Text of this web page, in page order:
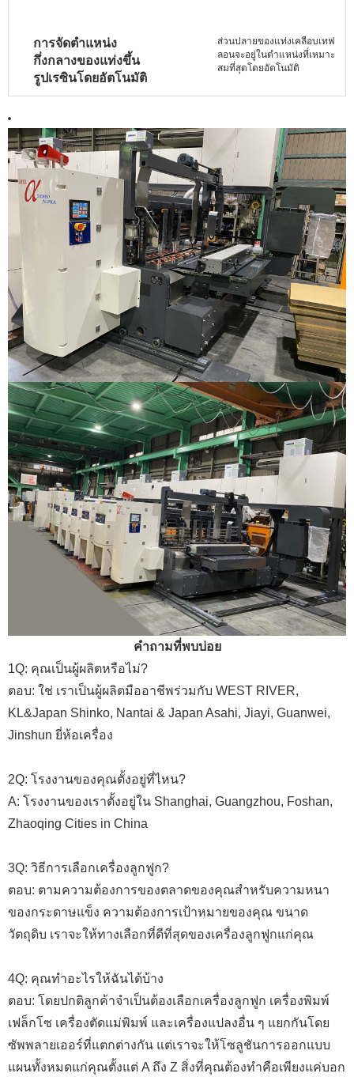
การจัดตำแหน่ง
กึ่งกลางของแท่งขึ้น
รูปเรซินโดยอัตโนมัติ
ส่วนปลายของแท่งเคลือบเทฟ
ลอนจะอยู่ในตำแหน่งที่เหมาะ
สมที่สุดโดยอัตโนมัติ
คำถามที่พบบ่อย
1Q: คุณเป็นผู้ผลิตหรือไม่?
ตอบ: ใช่ เราเป็นผู้ผลิตมืออาชีพร่วมกับ WEST RIVER,
KL&Japan Shinko, Nantai & Japan Asahi, Jiayi, Guanwei,
Jinshun ยี่ห้อเครื่อง
2Q: โรงงานของคุณตั้งอยู่ที่ไหน?
A: โรงงานของเราตั้งอยู่ใน Shanghai, Guangzhou, Foshan,
Zhaoqing Cities in China
3Q: วิธีการเลือกเครื่องลูกฟูก?
ตอบ: ตามความต้องการของตลาดของคุณสำหรับความหนา
ของกระดาษแข็ง ความต้องการเป้าหมายของคุณ ขนาด
วัตถุดิบ เราจะให้ทางเลือกที่ดีที่สุดของเครื่องลูกฟูกแก่คุณ
4Q: คุณทำอะไรให้ฉันได้บ้าง
ตอบ: โดยปกติลูกค้าจำเป็นต้องเลือกเครื่องลูกฟูก เครื่องพิมพ์
เฟล็กโซ เครื่องตัดแม่พิมพ์ และเครื่องแปลงอื่น ๆ แยกกันโดย
ซัพพลายเออร์ที่แตกต่างกัน แต่เราจะให้โซลูชันการออกแบบ
แผนทั้งหมดแก่คุณตั้งแต่ A ถึง Z สิ่งที่คุณต้องทำคือเพียงแค่บอก